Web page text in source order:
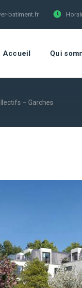
batiment.fr
Accueil Qui
– Garches